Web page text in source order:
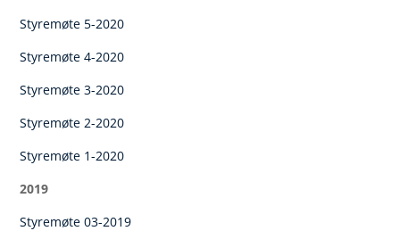
Styremøte 5-2020
Styremøte 4-2020
Styremøte 3-2020
Styremøte 2-2020
Styremøte 1-2020
2019
Styremøte 03-2019